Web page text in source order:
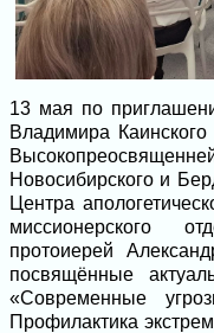
13 мая по
Владимира
Новосибирского и
Центра
миссионерского
протоиерей
посвящённые
«Современные
Профилактика